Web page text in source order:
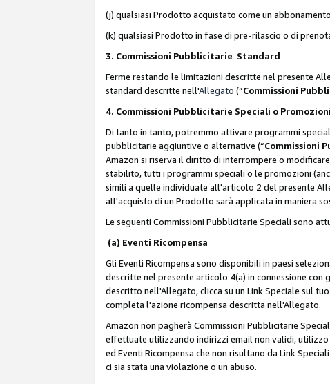
(j) qualsiasi Prodotto acquistato come un
(k) qualsiasi Prodotto in fase di pre-rilascio o di
3. Commissioni Pubblicitarie Standard
Ferme restando le limitazioni descritte nel presente
standard descritte nell'Allegato (“Commissioni
4. Commissioni Pubblicitarie Speciali o Promozioni
Di tanto in tanto, potremmo attivare programmi
pubblicitarie aggiuntive o alternative (“Commissioni
Amazon si riserva il diritto di interrompere o
stabilito, tutti i programmi speciali o le promozioni
simili a quelle individuate all'articolo 2 del presente
all'acquisto di un Prodotto sarà applicata in maniera
Le seguenti Commissioni Pubblicitarie Speciali sono
(a) Eventi Ricompensa
Gli Eventi Ricompensa sono disponibili in paesi
descritte nel presente articolo 4(a) in connessione con
descritto nell'Allegato, clicca su un Link Speciale sul
completa l'azione ricompensa descritta nell'Allegato.
Amazon non pagherà Commissioni Pubblicitarie
effettuate utilizzando indirizzi email non validi,
ed Eventi Ricompensa che non risultano da Link
ci sia stata una violazione o un abuso.